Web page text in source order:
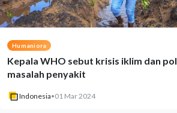
Humaniora
Kepala WHO sebut krisis iklim dan
masalah penyakit
Indonesia•01 Mar 2024